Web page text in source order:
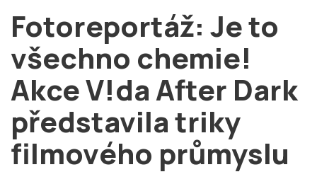
# Brno
# volby
login PŘIHLÁSIT SE
Zapomněli jste heslo?
Založit nový účet
Fotoreportáž: Je to
všechno chemie!
Akce V!da After Dark
představila triky
filmového průmyslu